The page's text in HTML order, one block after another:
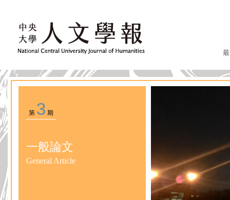
第 3期
一般論文
General Article